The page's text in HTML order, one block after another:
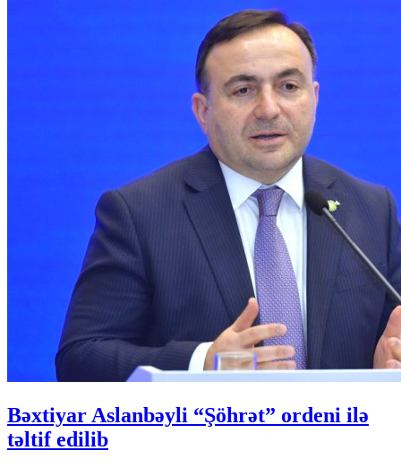
Bəxtiyar Aslanbəyli “Şöhrət” ordeni ilə
təltif edilib